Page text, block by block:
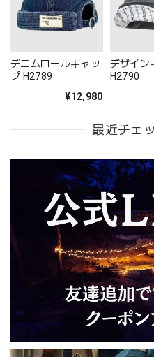
デニムロールキャッ
プ H2789
¥12,980
デザイン
H2790
最近チェ